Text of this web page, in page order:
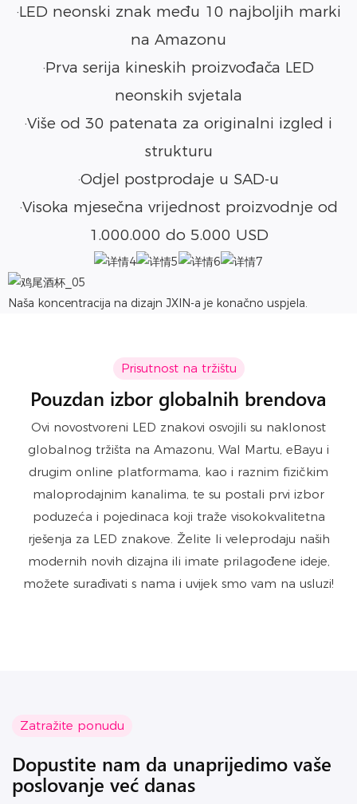
·LED neonski znak među 10 najboljih marki
na Amazonu
·Prva serija kineskih proizvođača LED
neonskih svjetala
·Više od 30 patenata za originalni izgled i
strukturu
·Odjel postprodaje u SAD-u
·Visoka mjesečna vrijednost proizvodnje od
1.000.000 do 5.000 USD
Naša koncentracija na dizajn JXIN-a je konačno uspjela.
Prisutnost na tržištu
Pouzdan izbor globalnih brendova
Ovi novostvoreni LED znakovi osvojili su naklonost
globalnog tržišta na Amazonu, Wal Martu, eBayu i
drugim online platformama, kao i raznim fizičkim
maloprodajnim kanalima, te su postali prvi izbor
poduzeća i pojedinaca koji traže visokokvalitetna
rješenja za LED znakove. Želite li veleprodaju naših
modernih novih dizajna ili imate prilagođene ideje,
možete surađivati ​​s nama i uvijek smo vam na usluzi!
Zatražite ponudu
Dopustite nam da unaprijedimo vaše
poslovanje već danas